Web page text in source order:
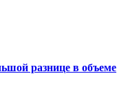
разнице в объеме